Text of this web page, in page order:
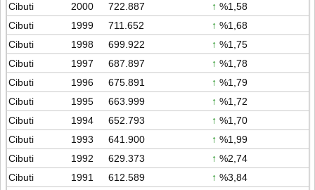
Cibuti
2000 722.887 ↑ %1,58
Cibuti
1999 711.652 ↑ %1,68
Cibuti
1998 699.922 ↑ %1,75
Cibuti
1997 687.897 ↑ %1,78
Cibuti
1996 675.891 ↑ %1,79
Cibuti
1995 663.999 ↑ %1,72
Cibuti
1994 652.793 ↑ %1,70
Cibuti
1993 641.900 ↑ %1,99
Cibuti
1992 629.373 ↑ %2,74
Cibuti
1991 612.589 ↑ %3,84